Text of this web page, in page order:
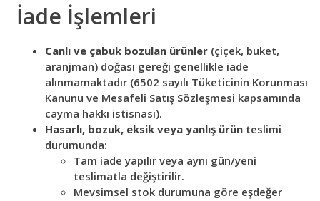
İade İşlemleri
Canlı ve çabuk bozulan ürünler (çiçek, buket,
aranjman) doğası gereği genellikle iade
alınmamaktadır (6502 sayılı Tüketicinin Korunması
Kanunu ve Mesafeli Satış Sözleşmesi kapsamında
cayma hakkı istisnası).
Hasarlı, bozuk, eksik veya yanlış ürün teslimi
durumunda:
Tam iade yapılır veya aynı gün/yeni
teslimatla değiştirilir.
Mevsimsel stok durumuna göre eşdeğer